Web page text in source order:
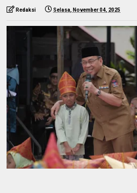
Redaksi Selasa, November 04, 2025